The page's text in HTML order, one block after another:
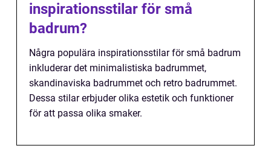
inspirationsstilar för små
badrum?
Några populära inspirationsstilar för små badrum
inkluderar det minimalistiska badrummet,
skandinaviska badrummet och retro badrummet.
Dessa stilar erbjuder olika estetik och funktioner
för att passa olika smaker.